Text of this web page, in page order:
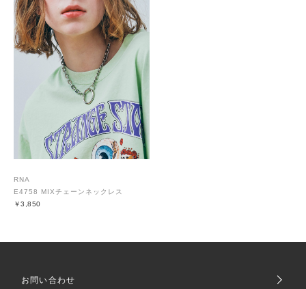
RNA
E4758 MIXチェーンネックレス
￥3,850
お問い合わせ